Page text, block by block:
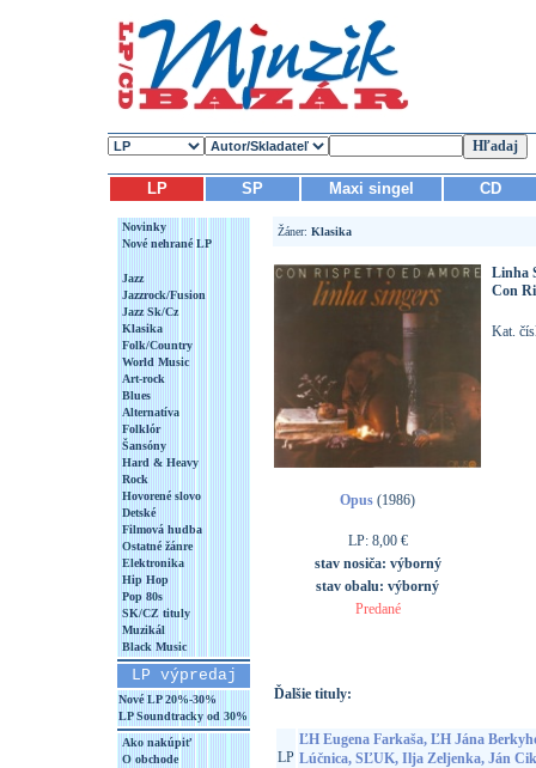
LP SP Maxi singel CD
Novinky
Nové nehrané LP
Jazz
Jazzrock/Fusion
Jazz Sk/Cz
Klasika
Folk/Country
World Music
Art-rock
Blues
Alternatíva
Folklór
Šansóny
Hard & Heavy
Rock
Hovorené slovo
Detské
Filmová hudba
Ostatné žánre
Elektronika
Hip Hop
Pop 80s
SK/CZ tituly
Muzikál
Black Music
LP výpredaj
Nové LP 20%-30%
LP Soundtracky od 30%
Ako nakúpiť
O obchode
Žáner: Klasika
Opus (1986)
LP: 8,00 €
stav nosiča: výborný
stav obalu: výborný
Predané
Linha
Con
Kat.
Ďalšie tituly:
LP
ĽH Eugena Farkaša, ĽH Jána
Lúčnica, SĽUK, Ilja Zeljenka, Ján